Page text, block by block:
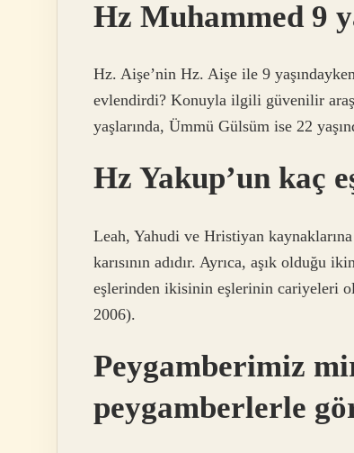
Hz Muhammed 9
Hz. Aişe’nin Hz. Aişe ile 9
evlendirdi? Konuyla ilgili güvenilir
yaşlarında, Ümmü Gülsüm ise 22
Hz Yakup’un kaç
Leah, Yahudi ve Hristiyan
karısının adıdır. Ayrıca, aşık olduğu
eşlerinden ikisinin eşlerinin cariyeleri
2006).
Peygamberimiz
peygamberlerle